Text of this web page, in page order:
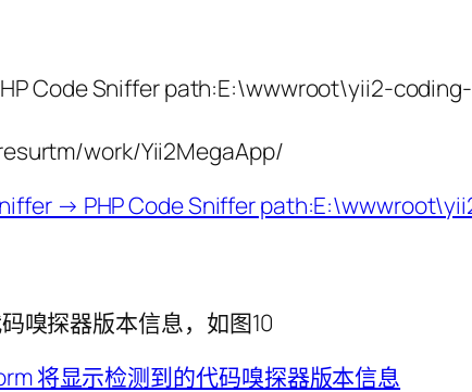
Code Sniffer path:E:\wwwroot\yii2-coding-
work/Yii2MegaApp/
嗅探器版本信息，如图10